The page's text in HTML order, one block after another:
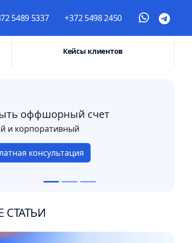
5489 5337 +372 5498 2450
Кейсы клиентов
оффшорный счет
и корпоративный
консультация
СТАТЬИ